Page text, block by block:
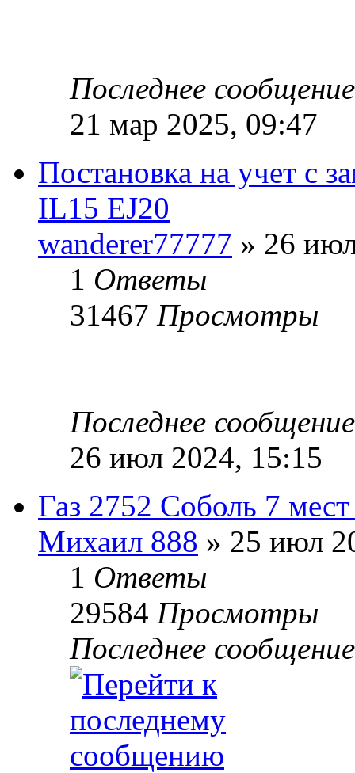
Последнее
21 мар 2025, 09:47
Постановка на учет с
IL15 EJ20
wanderer77777 » 26
1 Ответы
31467 Просмотры
Последнее
26 июл 2024, 15:15
Газ 2752 Соболь 7
Михаил 888 » 25 июл
1 Ответы
29584 Просмотры
Последнее